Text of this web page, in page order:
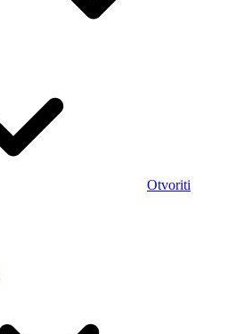
Otvoriti